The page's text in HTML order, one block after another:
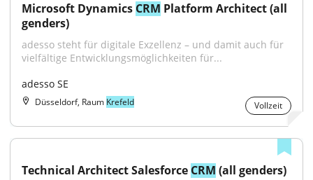
Microsoft Dynamics CRM Platform Architect (all
genders)
adesso steht für digitale Exzellenz – und damit auch für
vielfältige Entwicklungsmöglichkeiten für...
adesso SE
Düsseldorf, Raum Krefeld Vollzeit
Technical Architect Salesforce CRM (all genders)